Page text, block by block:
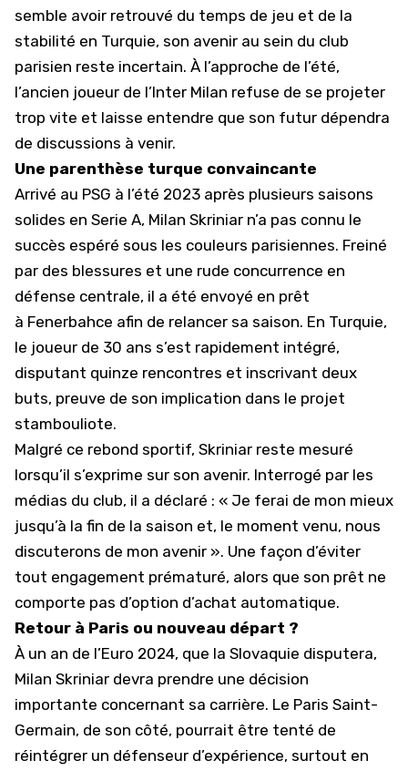
semble avoir retrouvé du temps de jeu et de la
stabilité en Turquie, son avenir au sein du club
parisien reste incertain. À l’approche de l’été,
l’ancien joueur de l’Inter Milan refuse de se projeter
trop vite et laisse entendre que son futur dépendra
de discussions à venir.
Une parenthèse turque convaincante
Arrivé au PSG à l’été 2023 après plusieurs saisons
solides en Serie A, Milan Skriniar n’a pas connu le
succès espéré sous les couleurs parisiennes. Freiné
par des blessures et une rude concurrence en
défense centrale, il a été envoyé en prêt
à Fenerbahce afin de relancer sa saison. En Turquie,
le joueur de 30 ans s’est rapidement intégré,
disputant quinze rencontres et inscrivant deux
buts, preuve de son implication dans le projet
stambouliote.
Malgré ce rebond sportif, Skriniar reste mesuré
lorsqu’il s’exprime sur son avenir. Interrogé par les
médias du club, il a déclaré : « Je ferai de mon mieux
jusqu’à la fin de la saison et, le moment venu, nous
discuterons de mon avenir ». Une façon d’éviter
tout engagement prématuré, alors que son prêt ne
comporte pas d’option d’achat automatique.
Retour à Paris ou nouveau départ ?
À un an de l’Euro 2024, que la Slovaquie disputera,
Milan Skriniar devra prendre une décision
importante concernant sa carrière. Le Paris Saint-
Germain, de son côté, pourrait être tenté de
réintégrer un défenseur d’expérience, surtout en